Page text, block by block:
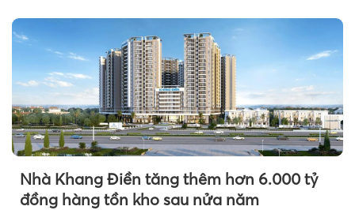
Nhà Khang Điền tăng thêm hơn 6.000 tỷ
đồng hàng tồn kho sau nửa năm